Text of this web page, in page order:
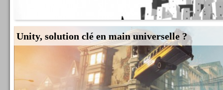
Unity, solution clé en main universelle ?